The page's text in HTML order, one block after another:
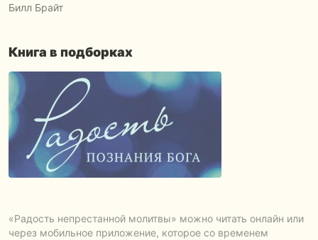
Билл Брайт
Книга в подборках
«Радость непрестанной молитвы» можно читать онлайн или
через мобильное приложение, которое со временем